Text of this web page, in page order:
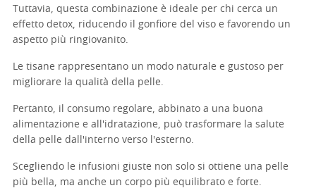
Tuttavia, questa combinazione è ideale per chi cerca un
effetto detox, riducendo il gonfiore del viso e favorendo un
aspetto più ringiovanito.
Le tisane rappresentano un modo naturale e gustoso per
migliorare la qualità della pelle.
Pertanto, il consumo regolare, abbinato a una buona
alimentazione e all'idratazione, può trasformare la salute
della pelle dall'interno verso l'esterno.
Scegliendo le infusioni giuste non solo si ottiene una pelle
più bella, ma anche un corpo più equilibrato e forte.